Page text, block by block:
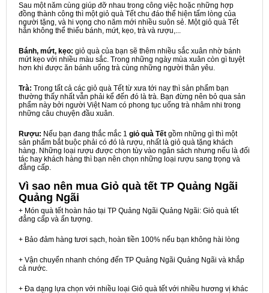
Sau một năm cùng giúp đỡ nhau trong công việc hoặc những hợp
đồng thành công thì một giỏ quà Tết chu đáo thể hiện tấm lòng của
người tặng, và hi vọng cho năm mới nhiều suôn sẻ. Một giỏ quà Tết
hẳn không thể thiếu bánh, mứt, kẹo, trà và rượu,...
Bánh, mứt, kẹo: giỏ quà của bạn sẽ thêm nhiều sắc xuân nhờ bánh
mứt kẹo với nhiều màu sắc. Trong những ngày mùa xuân còn gì tuyệt
hơn khi được ăn bánh uống trà cùng những người thân yêu.
Trà: Trong tất cả các giỏ quà Tết từ xưa tới nay thì sản phẩm bạn
thường thấy nhất vẫn phải kể đến đó là trà. Bạn đừng nên bỏ qua sản
phẩm này bởi người Việt Nam có phong tục uống trà nhâm nhi trong
những câu chuyện đầu xuân.
Rượu: Nếu bạn đang thắc mắc 1 giỏ quà Tết gồm những gì thì một
sản phẩm bắt buộc phải có đó là rượu, nhất là giỏ quà tặng khách
hàng. Những loại rượu được chọn tùy vào ngân sách nhưng nếu là đối
tác hay khách hàng thì bạn nên chọn những loại rượu sang trọng và
đẳng cấp.
Vì sao nên mua Giỏ quà tết TP Quảng Ngãi
Quảng Ngãi
+ Món quà tết hoàn hảo tại TP Quảng Ngãi Quảng Ngãi: Giỏ quà tết
đẳng cấp và ấn tượng.
+ Bảo đảm hàng tươi sạch, hoàn tiền 100% nếu bạn không hài lòng
+ Vận chuyển nhanh chóng đến TP Quảng Ngãi Quảng Ngãi và khắp
cả nước.
+ Đa dạng lựa chọn với nhiều loại Giỏ quà tết với nhiều hương vị khác